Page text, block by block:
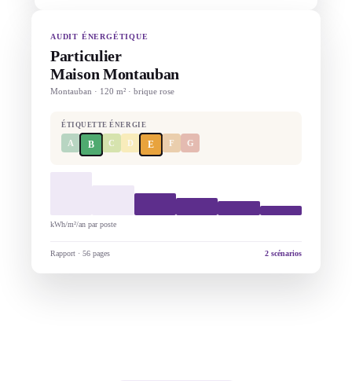
AUDIT ÉNERGÉTIQUE
Particulier
Maison Montauban
Montauban · 120 m² · brique rose
ÉTIQUETTE ÉNERGIE
A B C D E F G
kWh/m²/an par poste
Rapport · 56 pages 2 scénarios